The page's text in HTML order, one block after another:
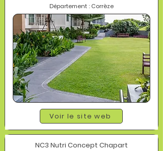
Département : Corrèze
Voir le site web
NC3 Nutri Concept Chapart